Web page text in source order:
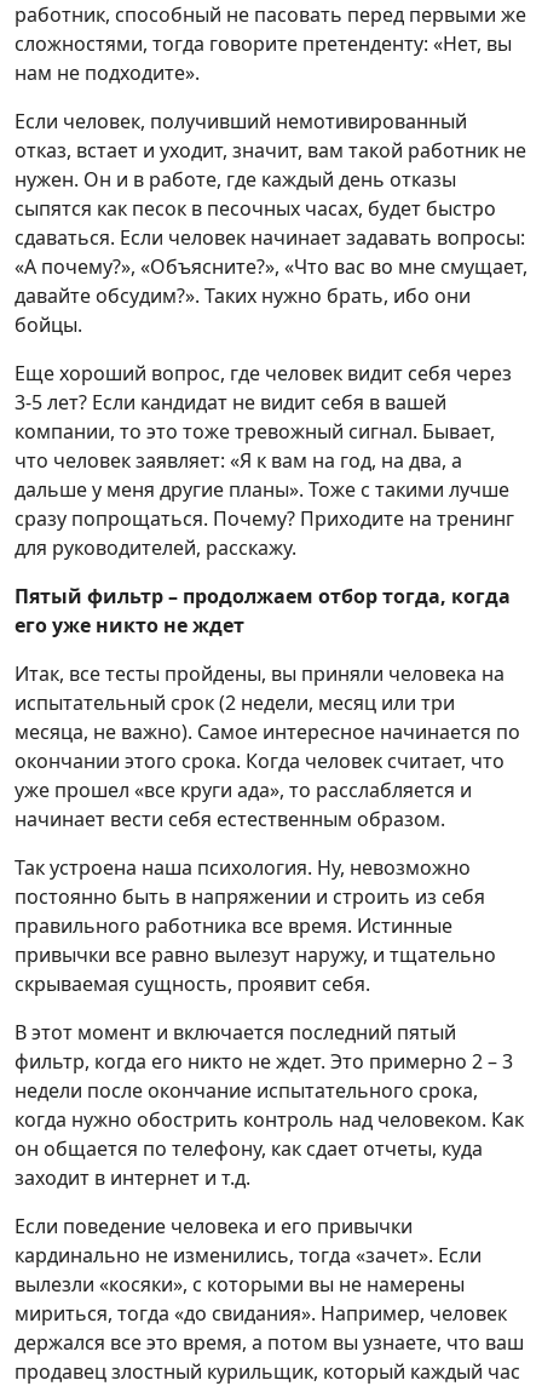
работник, способный не пасовать перед первыми же
сложностями, тогда говорите претенденту: «Нет, вы
нам не подходите».
Если человек, получивший немотивированный
отказ, встает и уходит, значит, вам такой работник не
нужен. Он и в работе, где каждый день отказы
сыпятся как песок в песочных часах, будет быстро
сдаваться. Если человек начинает задавать вопросы:
«А почему?», «Объясните?», «Что вас во мне смущает,
давайте обсудим?». Таких нужно брать, ибо они
бойцы.
Еще хороший вопрос, где человек видит себя через
3-5 лет? Если кандидат не видит себя в вашей
компании, то это тоже тревожный сигнал. Бывает,
что человек заявляет: «Я к вам на год, на два, а
дальше у меня другие планы». Тоже с такими лучше
сразу попрощаться. Почему? Приходите на тренинг
для руководителей, расскажу.
Пятый фильтр – продолжаем отбор тогда, когда
его уже никто не ждет
Итак, все тесты пройдены, вы приняли человека на
испытательный срок (2 недели, месяц или три
месяца, не важно). Самое интересное начинается по
окончании этого срока. Когда человек считает, что
уже прошел «все круги ада», то расслабляется и
начинает вести себя естественным образом.
Так устроена наша психология. Ну, невозможно
постоянно быть в напряжении и строить из себя
правильного работника все время. Истинные
привычки все равно вылезут наружу, и тщательно
скрываемая сущность, проявит себя.
В этот момент и включается последний пятый
фильтр, когда его никто не ждет. Это примерно 2 – 3
недели после окончание испытательного срока,
когда нужно обострить контроль над человеком. Как
он общается по телефону, как сдает отчеты, куда
заходит в интернет и т.д.
Если поведение человека и его привычки
кардинально не изменились, тогда «зачет». Если
вылезли «косяки», с которыми вы не намерены
мириться, тогда «до свидания». Например, человек
держался все это время, а потом вы узнаете, что ваш
продавец злостный курильщик, который каждый час